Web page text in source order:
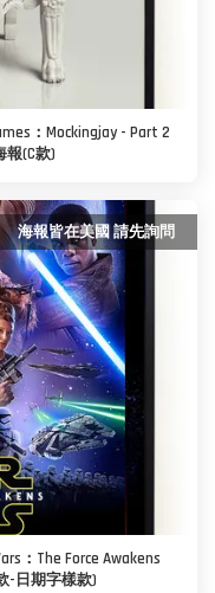
：Mockingjay - Part 2
報(C款)
海報皆在美國 請先詢問
：The Force Awakens
-日期字樣款)